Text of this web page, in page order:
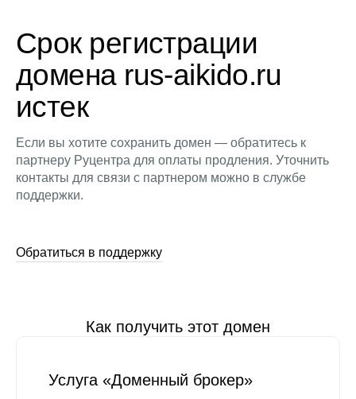
Срок регистрации
домена rus-aikido.ru
истек
Если вы хотите сохранить домен — обратитесь к
партнеру Руцентра для оплаты продления. Уточнить
контакты для связи с партнером можно в службе
поддержки.
Обратиться в поддержку
Как получить этот домен
Услуга «Доменный брокер»